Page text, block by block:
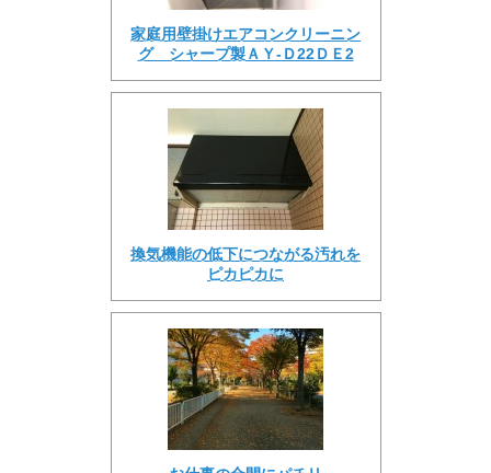
家庭用壁掛けエアコンクリーニン
グ シャープ製ＡＹ-Ｄ22ＤＥ2
換気機能の低下につながる汚れを
ピカピカに